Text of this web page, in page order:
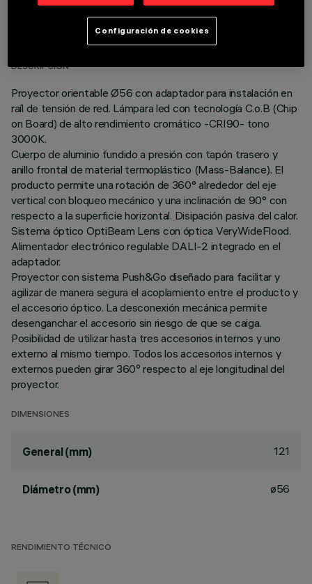
DATOS TÉCNICOS
ÚLTIMA ACTUALIZACIÓN: 06/08/2026
DESCRIPCIÓN
Proyector orientable Ø56 con adaptador para instalación en
raíl de tensión de red. Lámpara led con tecnología C.o.B (Chip
on Board) de alto rendimiento cromático -CRI90- tono
3000K.
Cuerpo de aluminio fundido a presión con tapón trasero y
anillo frontal de material termoplástico (Mass-Balance). El
producto permite una rotación de 360° alrededor del eje
vertical con bloqueo mecánico y una inclinación de 90° con
respecto a la superficie horizontal. Disipación pasiva del calor.
Sistema óptico OptiBeam Lens con óptica VeryWideFlood.
Alimentador electrónico regulable DALI-2 integrado en el
adaptador.
Proyector con sistema Push&Go diseñado para facilitar y
agilizar de manera segura el acoplamiento entre el producto y
el accesorio óptico. La desconexión mecánica permite
desenganchar el accesorio sin riesgo de que se caiga.
Posibilidad de utilizar hasta tres accesorios internos y uno
externo al mismo tiempo. Todos los accesorios internos y
externos pueden girar 360º respecto al eje longitudinal del
proyector.
DIMENSIONES
General (mm) 121
Diámetro (mm) ø56
RENDIMIENTO TÉCNICO
Configuración de cookies